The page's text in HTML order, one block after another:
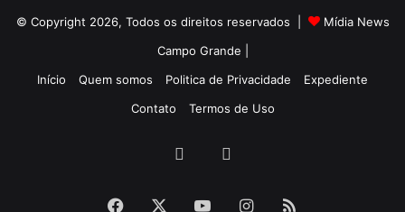
© Copyright 2026, Todos os direitos reservados |
Mídia News
Campo Grande |
Início
Quem somos Politica de Privacidade
Expediente
Contato
Termos de Uso
Facebook
Facebook YouTubeInstagram